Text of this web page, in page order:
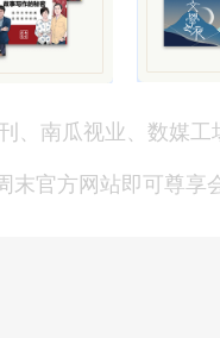
、南瓜视业、数媒工
官方网站即可尊享